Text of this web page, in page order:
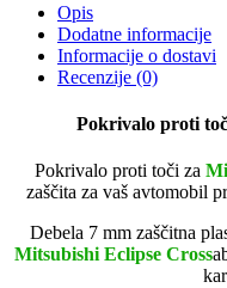
Opis
Dodatne informacije
Informacije o dostavi
Recenzije (0)
Pokrivalo proti
Pokrivalo proti toči za
zaščita za vaš avtomobil
Debela 7 mm zaščitna
Mitsubishi Eclipse Cross